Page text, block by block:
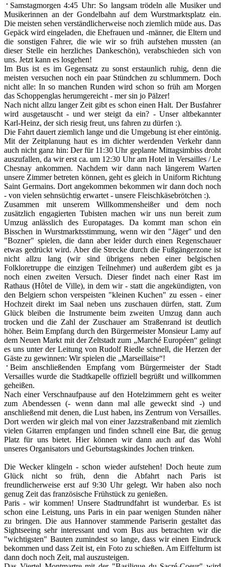
Samstagmorgen 4:45 Uhr: So langsam trödeln alle Musiker und
Musikerinnen an der Gondelbahn auf dem Wurstmarktsplatz ein.
Die meisten sehen verständlicherweise noch ziemlich müde aus. Das
Gepäck wird eingeladen, die Ehefrauen und -männer, die Eltern und
die sonstigen Fahrer, die wie wir so früh aufstehen mussten (an
dieser Stelle ein herzliches Dankeschön), verabschieden sich von
uns. Jetzt kann es losgehen!
Im Bus ist es im Gegensatz zu sonst erstaunlich ruhig, denn die
meisten versuchen noch ein paar Stündchen zu schlummern. Doch
nicht alle: In so manchen Runden wird schon so früh am Morgen
das Schoppenglas herumgereicht - mer sin jo Pälzer!
Nach nicht allzu langer Zeit gibt es schon einen Halt. Der Busfahrer
wird ausgetauscht - und wer steigt da ein? - Unser altbekannter
Karl-Heinz, der sich riesig freut, uns fahren zu dürfen :).
Die Fahrt dauert ziemlich lange und die Umgebung ist eher eintönig.
Mit der Zeitplanung haut es im dichter werdenden Verkehr dann
auch nicht ganz hin: Der für 11:30 Uhr geplante Mittagsimbiss droht
auszufallen, da wir erst ca. um 12:30 Uhr am Hotel in Versailles / Le
Chesnay ankommen. Nachdem wir dann nach längerem Warten
unsere Zimmer betreten können, geht es gleich in Uniform Richtung
Saint Germains. Dort angekommen bekommen wir dann doch noch
- von vielen sehnsüchtig erwartet - unsere Fleischkäsebrötchen :).
Zusammen mit unserem Willkommensheißer und dem noch
zusätzlich engagierten Tubisten machen wir uns nun bereit zum
Umzug anlässlich des Europatages. Da kommt man schon ein
Bisschen in Wurstmarktsstimmung, wenn wir den "Jäger" und den
"Bozner" spielen, die dann aber leider durch einen Regenschauer
etwas gedrückt wird. Aber die Strecke durch die Fußgängerzone ist
nicht allzu lang (wir sind übrigens neben einer belgischen
Folkloretruppe die einzigen Teilnehmer) und außerdem gibt es ja
noch einen zweiten Versuch. Dieser findet nach einer Rast im
Rathaus (Hôtel de Ville), in dem wir - statt die angekündigten, von
den Belgiern schon verspeisten "kleinen Kuchen" zu essen - einer
Hochzeit direkt im Saal neben uns zuschauen dürfen, statt. Zum
Glück bleiben die Instrumente beim zweiten Umzug dann auch
trocken und die Zahl der Zuschauer am Straßenrand ist deutlich
höher. Beim Empfang durch den Bürgermeister Monsieur Lamy auf
dem Neuen Markt mit der Zeltstadt zum „Marché Européen“ gelingt
es uns unter der Leitung von Rudolf Riedle schnell, die Herzen der
Gäste zu gewinnen: Wir spielen die „Marseillaise“!
Beim anschließenden Empfang vom Bürgermeister der Stadt
Versailles wurde die Stadtkapelle offiziell begrüßt und willkommen
geheißen.
Nach einer Verschnaufpause auf den Hotelzimmern geht es weiter
zum Abendessen (- wenn dann mal alle geweckt sind -) und
anschließend mit denen, die Lust haben, ins Zentrum von Versailles.
Dort werden wir gleich mal von einer Jazzstraßenband mit ziemlich
vielen Gitarren empfangen und finden schnell eine Bar, die genug
Platz für uns bietet. Hier können wir dann auch auf das Wohl
unseres Organisators und Geburtstagskindes Jochen trinken.
Die Wecker klingeln - schon wieder aufstehen! Doch heute zum
Glück nicht so früh, denn die Abfahrt nach Paris ist
freundlicherweise erst auf 9:30 Uhr gelegt. Wir haben also noch
genug Zeit das französische Frühstück zu genießen.
Paris - wir kommen! Unsere Stadtrundfahrt ist wunderbar. Es ist
schon eine Leistung, uns Paris in ein paar wenigen Stunden näher
zu bringen. Die aus Hannover stammende Pariserin gestaltet das
Sightseeing sehr interessant und vom Bus aus betrachten wir die
"wichtigsten" Bauten zumindest so lange, dass wir einen Eindruck
bekommen und dass Zeit ist, ein Foto zu schießen. Am Eiffelturm ist
dann doch noch Zeit, mal auszusteigen.